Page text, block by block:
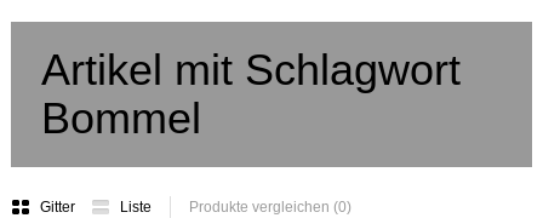
Artikel mit Schlagwort
Bommel
Gitter Liste Produkte vergleichen (0)